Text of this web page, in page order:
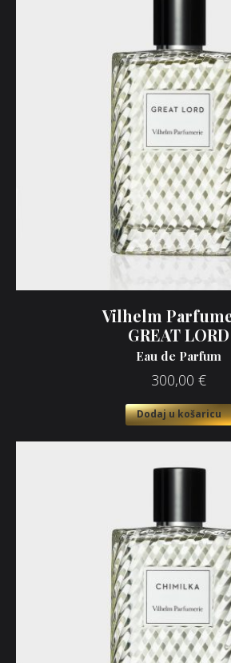
Vilhelm
GREAT LORD
Eau de Parfum
300,00 €
Dodaj u košaricu